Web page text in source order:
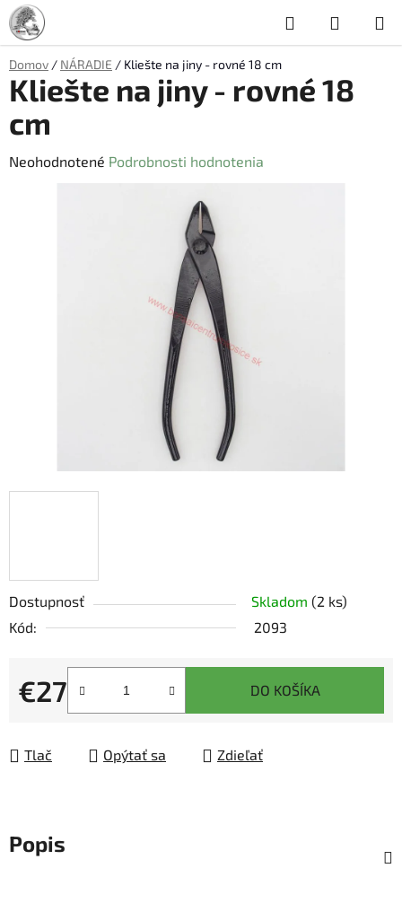
Prejsť
na
obsah
Hľadať
KOŠÍK
Domov / NÁRADIE / Kliešte na jiny - rovné 18 cm
Dostupnosť Skladom (2 ks)
Kód:
2093
€27
Jednotková cena:
DO KOŠÍKA
Tlač Opýtať sa Zdieľať
Kliešte na jiny - rovné 18
cm
Priemerné
Neohodnotené Podrobnosti hodnotenia
Popis